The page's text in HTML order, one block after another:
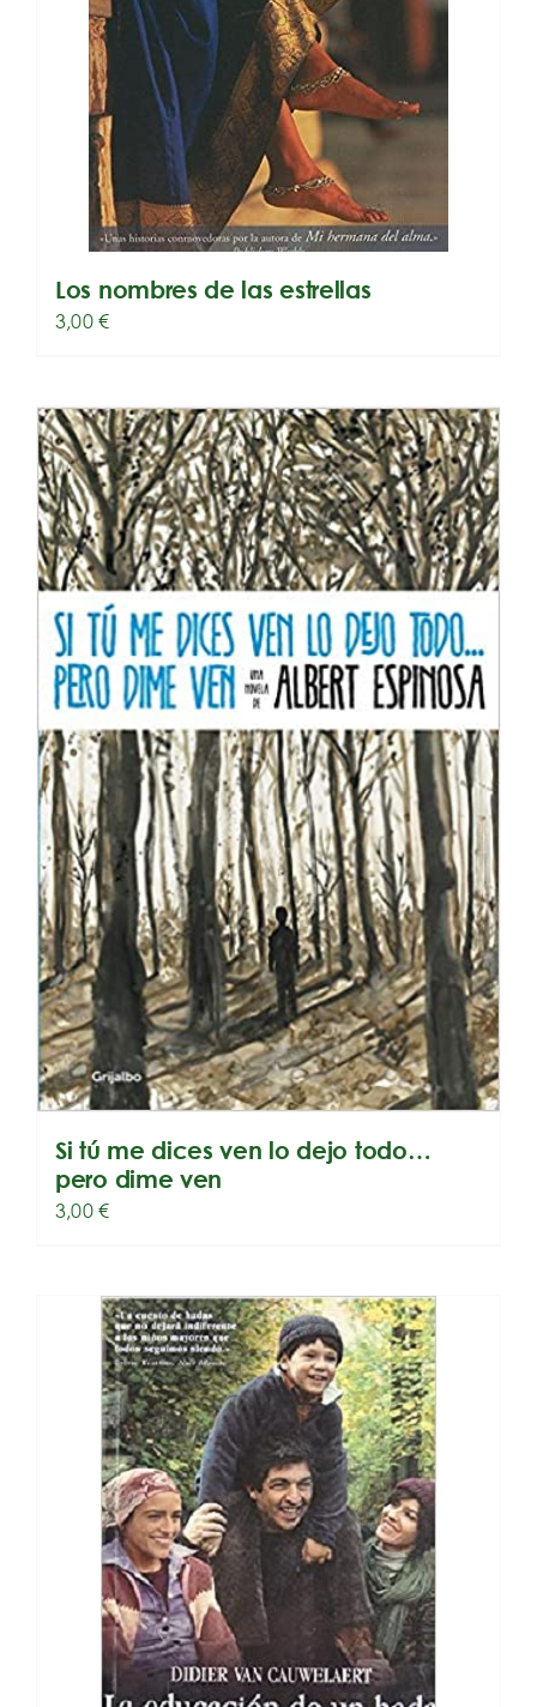
Los nombres de las estrellas
3,00€
Si tú me dices ven lo dejo todo…
pero dime ven
3,00€